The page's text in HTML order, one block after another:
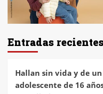
Entradas recientes
Hallan sin vida y de
adolescente de 16